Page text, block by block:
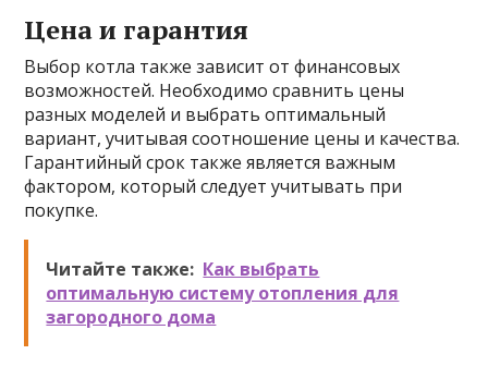
Цена и гарантия
Выбор котла также зависит от финансовых
возможностей. Необходимо сравнить цены
разных моделей и выбрать оптимальный
вариант, учитывая соотношение цены и качества.
Гарантийный срок также является важным
фактором, который следует учитывать при
покупке.
Читайте также: Как выбрать
оптимальную систему отопления для
загородного дома